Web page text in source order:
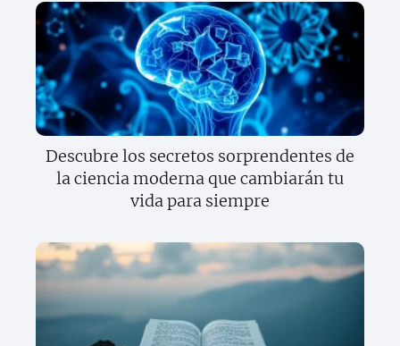
Descubre los secretos sorprendentes de
la ciencia moderna que cambiarán tu
vida para siempre